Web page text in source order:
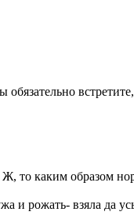
встретите,
то каким образом
и рожать- взяла да